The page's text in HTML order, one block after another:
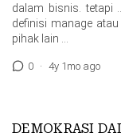
dalam bisnis. tetapi
definisi manage
pihak lain …
0 · 4y 1mo ago
DEMOKRASI